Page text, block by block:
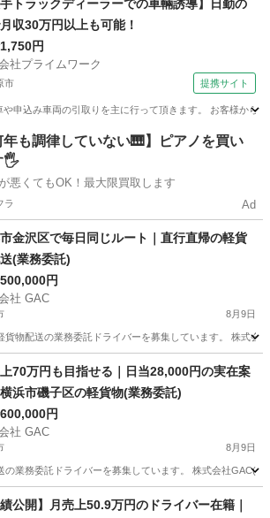
手トラックディーラーでの車輛誘導】日勤の
収30万円以上も可能！
円
社プライムワーク
市 提携サイト
申込み車両の引取りを主に行って頂きます。 お客様から
ドライバー
年も調律していない🎹】ピアノを買い
🖐️
悪くてもOK！最大限買取します
ラ Ad
金沢区で毎日同じルート｜直行直帰の軽貨
(業務委託)
円
社 GAC
8月9日
貨物配送の業務委託ドライバーを募集しています。 株式
ライバー 貨物
70万円も目指せる｜日当28,000円の実在案
浜市磯子区の軽貨物(業務委託)
円
社 GAC
8月9日
の業務委託ドライバーを募集しています。 株式会社GAC(
ライバー 貨物
績公開】月売上50.9万円のドライバー在籍｜